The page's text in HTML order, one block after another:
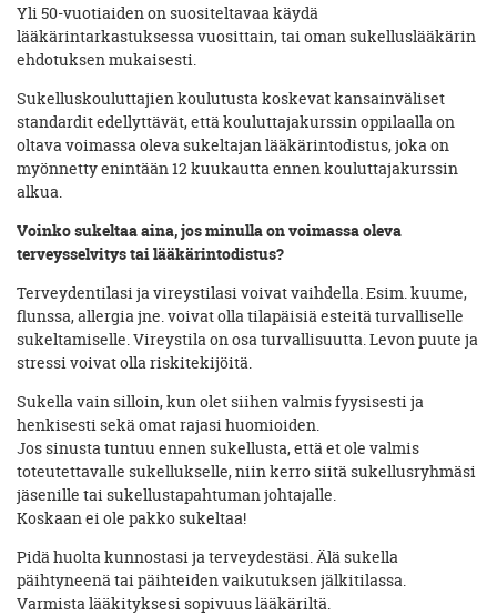
Yli 50-vuotiaiden on suositeltavaa käydä
lääkärintarkastuksessa vuosittain, tai oman sukelluslääkärin
ehdotuksen mukaisesti.
Sukelluskouluttajien koulutusta koskevat kansainväliset
standardit edellyttävät, että kouluttajakurssin oppilaalla on
oltava voimassa oleva sukeltajan lääkärintodistus, joka on
myönnetty enintään 12 kuukautta ennen kouluttajakurssin
alkua.
Voinko sukeltaa aina, jos minulla on voimassa oleva
terveysselvitys tai lääkärintodistus?
Terveydentilasi ja vireystilasi voivat vaihdella. Esim. kuume,
flunssa, allergia jne. voivat olla tilapäisiä esteitä turvalliselle
sukeltamiselle. Vireystila on osa turvallisuutta. Levon puute ja
stressi voivat olla riskitekijöitä.
Sukella vain silloin, kun olet siihen valmis fyysisesti ja
henkisesti sekä omat rajasi huomioiden.
Jos sinusta tuntuu ennen sukellusta, että et ole valmis
toteutettavalle sukellukselle, niin kerro siitä sukellusryhmäsi
jäsenille tai sukellustapahtuman johtajalle.
Koskaan ei ole pakko sukeltaa!
Pidä huolta kunnostasi ja terveydestäsi. Älä sukella
päihtyneenä tai päihteiden vaikutuksen jälkitilassa.
Varmista lääkityksesi sopivuus lääkäriltä.